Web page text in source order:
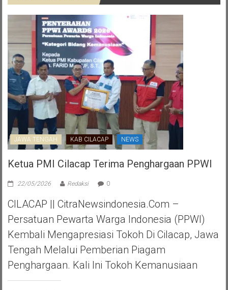
JAWA TENGAH KAB CILACAP NEWS
Ketua PMI Cilacap Terima Penghargaan PPWI
22/05/2026 Redaksi 0
CILACAP || CitraNewsindonesia.com –
Persatuan Pewarta Warga Indonesia (PPWI)
Kembali Mengapresiasi Tokoh Di Cilacap, Jawa
Tengah Melalui Pemberian Piagam
Penghargaan. Kali Ini Tokoh Kemanusiaan